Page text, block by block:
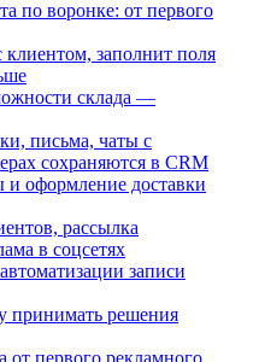
по воронке: от первого
клиентом, заполнит поля
склада —
письма, чаты с
сохраняются в CRM
оформление доставки
рассылка
в соцсетях
записи
принимать решения
от первого рекламного